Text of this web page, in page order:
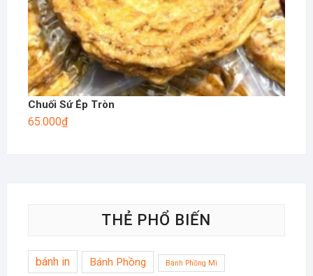
Chuối Sứ Ép Tròn
65.000₫
THẺ PHỔ BIẾN
bánh in Bánh Phồng Bánh Phồng Mì